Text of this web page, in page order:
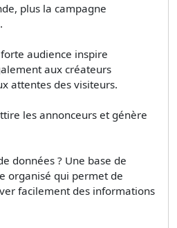
plus la campagne
audience inspire
aux créateurs
attentes des visiteurs.
les annonceurs et génère
données ? Une base de
organisé qui permet de
facilement des informations